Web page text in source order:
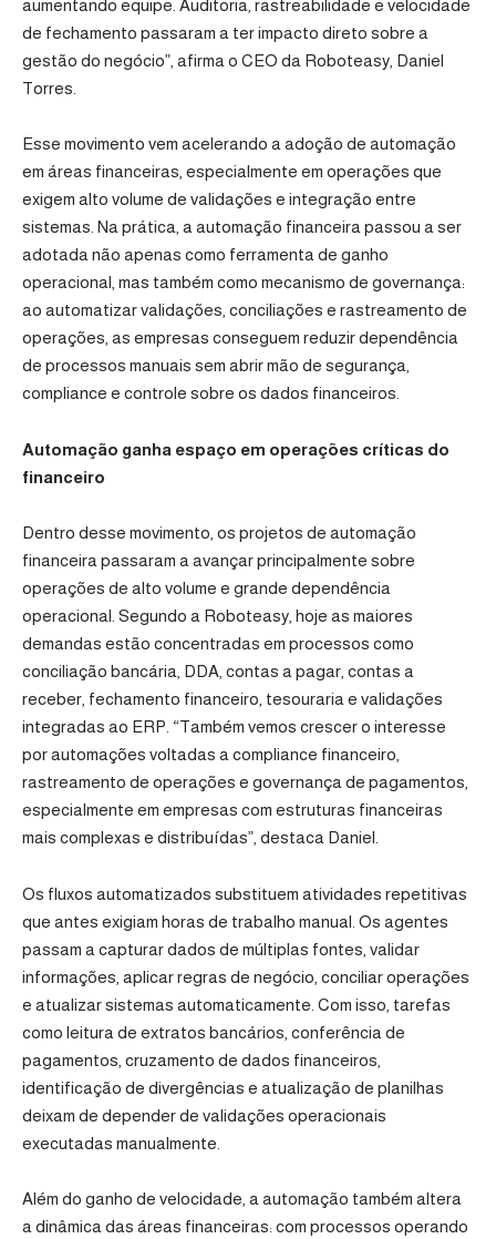
aumentando equipe. Auditoria, rastreabilidade e velocidade
de fechamento passaram a ter impacto direto sobre a
gestão do negócio”, afirma o CEO da Roboteasy, Daniel
Torres.
Esse movimento vem acelerando a adoção de automação
em áreas financeiras, especialmente em operações que
exigem alto volume de validações e integração entre
sistemas. Na prática, a automação financeira passou a ser
adotada não apenas como ferramenta de ganho
operacional, mas também como mecanismo de governança:
ao automatizar validações, conciliações e rastreamento de
operações, as empresas conseguem reduzir dependência
de processos manuais sem abrir mão de segurança,
compliance e controle sobre os dados financeiros.
Automação ganha espaço em operações críticas do
financeiro
Dentro desse movimento, os projetos de automação
financeira passaram a avançar principalmente sobre
operações de alto volume e grande dependência
operacional. Segundo a Roboteasy, hoje as maiores
demandas estão concentradas em processos como
conciliação bancária, DDA, contas a pagar, contas a
receber, fechamento financeiro, tesouraria e validações
integradas ao ERP. “Também vemos crescer o interesse
por automações voltadas a compliance financeiro,
rastreamento de operações e governança de pagamentos,
especialmente em empresas com estruturas financeiras
mais complexas e distribuídas”, destaca Daniel.
Os fluxos automatizados substituem atividades repetitivas
que antes exigiam horas de trabalho manual. Os agentes
passam a capturar dados de múltiplas fontes, validar
informações, aplicar regras de negócio, conciliar operações
e atualizar sistemas automaticamente. Com isso, tarefas
como leitura de extratos bancários, conferência de
pagamentos, cruzamento de dados financeiros,
identificação de divergências e atualização de planilhas
deixam de depender de validações operacionais
executadas manualmente.
Além do ganho de velocidade, a automação também altera
a dinâmica das áreas financeiras: com processos operando